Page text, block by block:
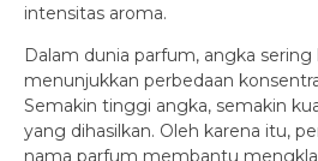
intensitas aroma.
Dalam dunia parfum, angka
menunjukkan perbedaan
Semakin tinggi angka, semakin
yang dihasilkan. Oleh karena itu,
nama parfum membantu